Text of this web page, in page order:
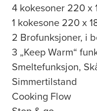
4 kokesoner 220 x
1 kokesone 220 x
2 Brofunksjoner, i
3 „Keep Warm“
Smeltefunksjon,
Simmertilstand
Cooking Flow